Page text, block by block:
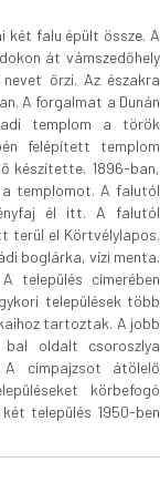
két falu épült össze. A
át vámszedőhely
őrzi. Az északra
A forgalmat a Dunán
templom a török
felépített templom
készítette. 1896-ban,
templomot. A falutól
él itt. A falutól
terül el Körtvélylapos.
boglárka, vízi menta.
település címerében
települések több
tartoztak. A jobb
oldalt csoroszlya
A címpajzsot átölelő
körbefogó
település 1950-ben